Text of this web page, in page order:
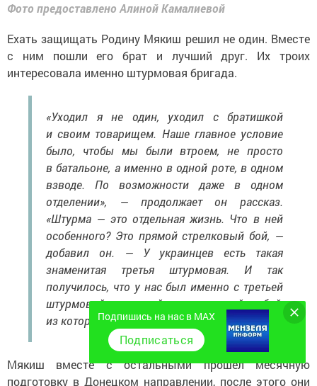
Фото предоставлено Алиной Камалиевой
Ехать защищать Родину Мякиш решил не один. Вместе
с ним пошли его брат и лучший друг. Их троих
интересовала именно штурмовая бригада.
«Уходил я не один, уходил с братишкой
и своим товарищем. Наше главное условие
было, чтобы мы были втроем, не просто
в батальоне, а именно в одной роте, в одном
взводе. По возможности даже в одном
отделении», — продолжает он рассказ.
«Штурма — это отдельная жизнь. Что в ней
особенного? Это прямой стрелковый бой, —
добавил он. — У украинцев есть такая
знаменитая третья штурмовая. И так
получилось, что у нас был именно с третьей
штурмовой прямой стрелковый бой,
из которого мы вышли победителями».
Мякиш вместе с остальными прошел месячную
подготовку в Донецком направлении, после этого они
Подпишись на нас в MAX
Подписаться